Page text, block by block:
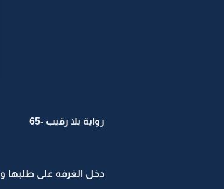
رواية بلا رقيب -65
دخل الغرفه على طلبها